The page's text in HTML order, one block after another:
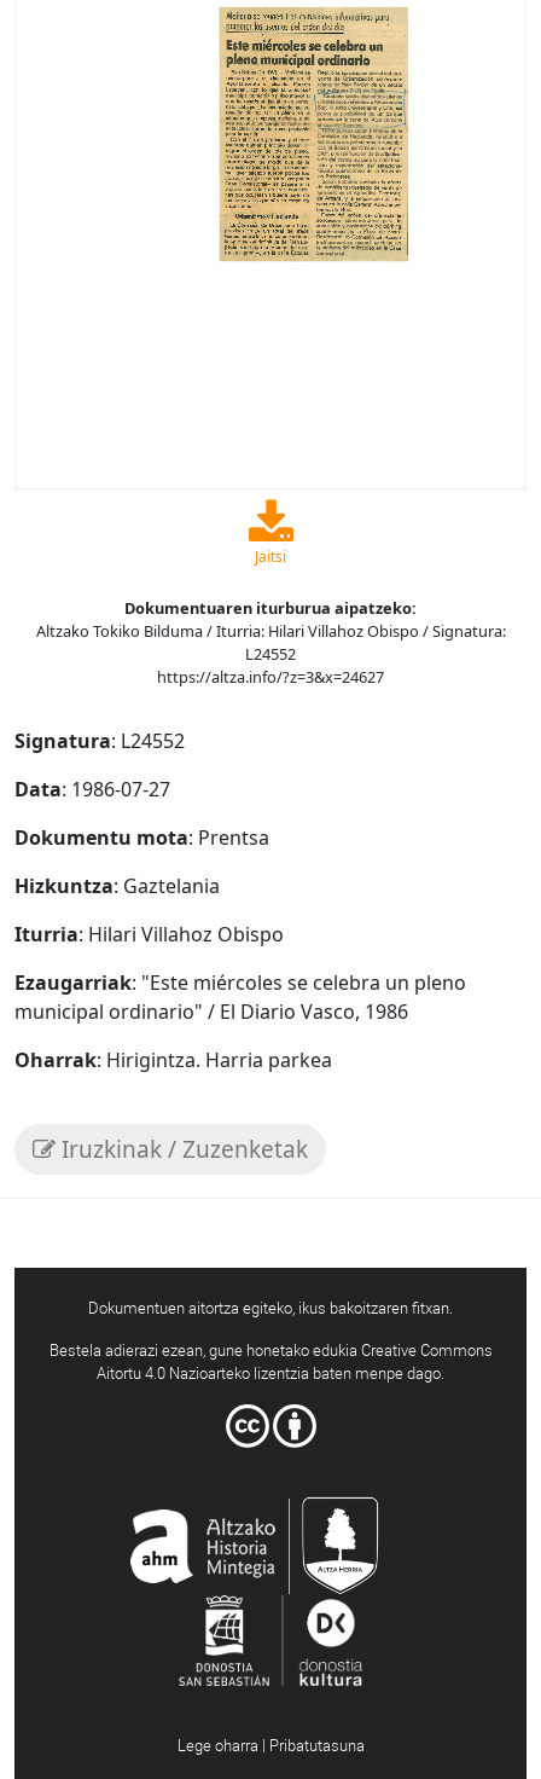
Jaitsi
Dokumentuaren iturburua aipatzeko:
Altzako Tokiko Bilduma / Iturria: Hilari Villahoz Obispo / Signatura:
L24552
https://altza.info/?z=3&x=24627
Signatura: L24552
Data: 1986-07-27
Dokumentu mota: Prentsa
Hizkuntza: Gaztelania
Iturria: Hilari Villahoz Obispo
Ezaugarriak: "Este miércoles se celebra un pleno
municipal ordinario" / El Diario Vasco, 1986
Oharrak: Hirigintza. Harria parkea
Iruzkinak / Zuzenketak
Dokumentuen aitortza egiteko, ikus bakoitzaren fitxan.
Bestela adierazi ezean, gune honetako edukia Creative Commons
Aitortu 4.0 Nazioarteko lizentzia baten menpe dago.
Lege oharra | Pribatutasuna